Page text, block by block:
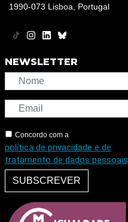
1990-073 Lisboa, Portugal
NEWSLETTER
Concordo com a
política de privacidade e de
tratamento de dados pessoais
SUBSCREVER